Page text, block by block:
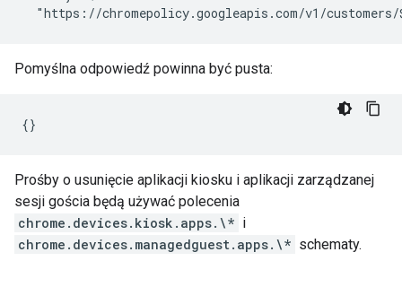
Pomyślna odpowiedź powinna być pusta:
Prośby o usunięcie aplikacji kiosku i aplikacji zarządzanej
sesji gościa będą używać polecenia
chrome.devices.kiosk.apps.\* i
chrome.devices.managedguest.apps.\* schematy.